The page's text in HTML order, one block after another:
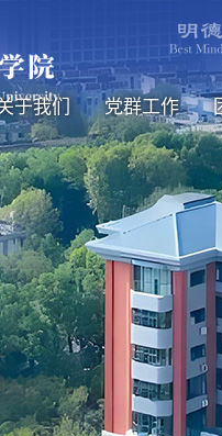
中国
于我们 党群工作